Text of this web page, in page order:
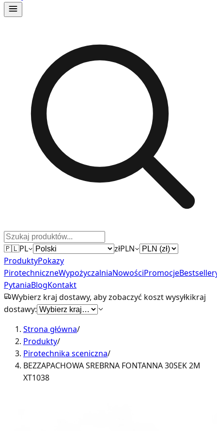
🇵🇱PL złPLN
ProduktyPokazy
PirotechniczneWypożyczalniaNowościPromocje
PytaniaBlogKontakt
Wybierz kraj dostawy, aby zobaczyć koszt wysyłkikraj
dostawy:
Strona główna/
Produkty/
Pirotechnika sceniczna/
BEZZAPACHOWA SREBRNA FONTANNA 30SEK 2M
XT1038